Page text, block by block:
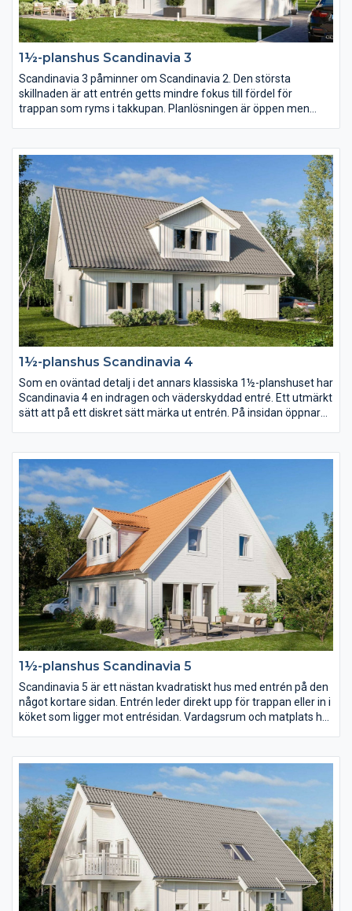
1½-planshus Scandinavia 3
Scandinavia 3 påminner om Scandinavia 2. Den största
skillnaden är att entrén getts mindre fokus till fördel för
trappan som ryms i takkupan. Planlösningen är öppen men
så stor.
1½-planshus Scandinavia 4
Som en oväntad detalj i det annars klassiska 1½-planshuset har
Scandinavia 4 en indragen och väderskyddad entré. Ett utmärkt
sätt att på ett diskret sätt märka ut entrén. På insidan öppnar
Föräldrasovrummet placerar ni lika gärna på bottenvåningen
som en trappa upp.
1½-planshus Scandinavia 5
Scandinavia 5 är ett nästan kvadratiskt hus med entrén på den
något kortare sidan. Entrén leder direkt upp för trappan eller in i
köket som ligger mot entrésidan. Vardagsrum och matplats har
väl tilltaget allrum för hela familjen.